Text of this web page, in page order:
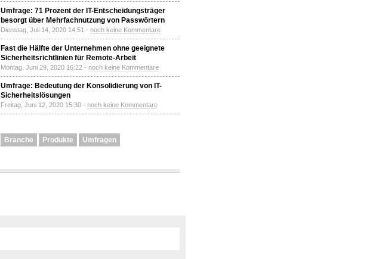
Umfrage: 71 Prozent der IT-Entscheidungsträger
besorgt über Mehrfachnutzung von Passwörtern
Dienstag, Juli 14, 2020 14:51 - noch keine Kommentare
Fast die Hälfte der Unternehmen ohne geeignete
Sicherheitsrichtlinien für Remote-Arbeit
Montag, Juni 29, 2020 16:22 - noch keine Kommentare
Umfrage: Bedeutung der Konsolidierung von IT-
Sicherheitslösungen
Freitag, Juni 12, 2020 15:30 - noch keine Kommentare
Branche Produkte Umfragen